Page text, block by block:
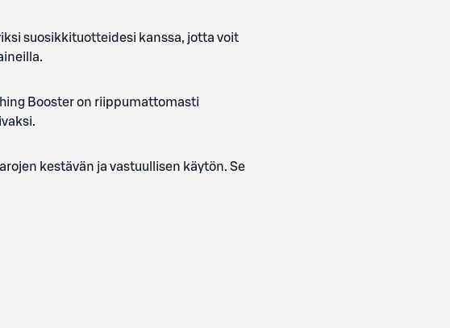
suosikkituotteidesi kanssa, jotta voit
Booster on riippumattomasti
kestävän ja vastuullisen käytön. Se